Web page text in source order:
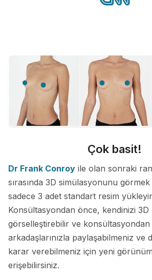
Çok basit!
Dr Frank Conroy ile olan sonraki
sırasında 3D simülasyonunu
sadece 3 adet standart resim
Konsültasyondan önce, kendinizi 3D
görselleştirebilir ve
arkadaşlarınızla paylaşabilmeniz ve
karar verebilmeniz için yeni
erişebilirsiniz.